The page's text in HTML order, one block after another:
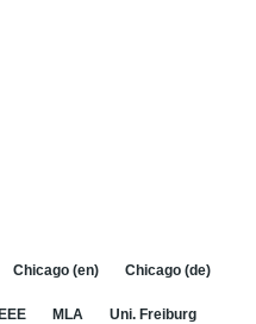
Chicago (en) Chicago (de)
MLA Uni. Freiburg